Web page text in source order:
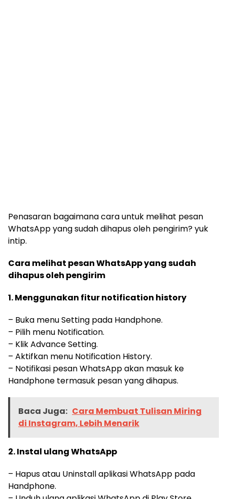
Penasaran bagaimana cara untuk melihat pesan
WhatsApp yang sudah dihapus oleh pengirim? yuk
intip.
Cara melihat pesan WhatsApp yang sudah
dihapus oleh pengirim
1. Menggunakan fitur notification history
– Buka menu Setting pada Handphone.
– Pilih menu Notification.
– Klik Advance Setting.
– Aktifkan menu Notification History.
– Notifikasi pesan WhatsApp akan masuk ke
Handphone termasuk pesan yang dihapus.
Baca Juga: Cara Membuat Tulisan Miring
di Instagram, Lebih Menarik
2. Instal ulang WhatsApp
– Hapus atau Uninstall aplikasi WhatsApp pada
Handphone.